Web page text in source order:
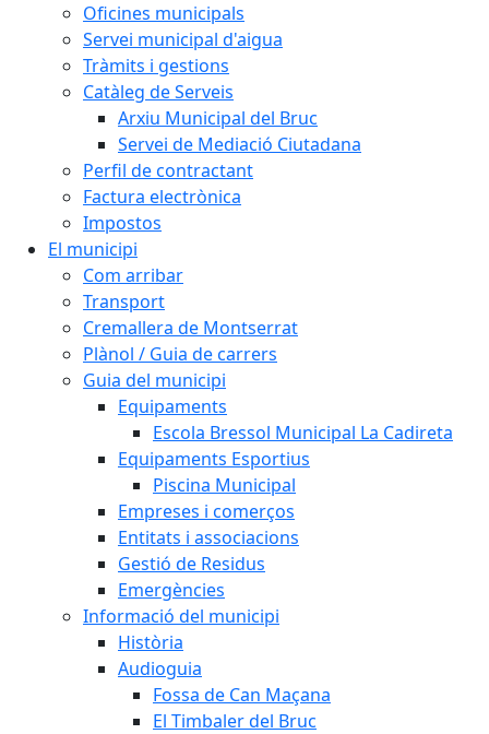
Oficines municipals
Servei municipal d'aigua
Tràmits i gestions
Catàleg de Serveis
Arxiu Municipal del Bruc
Servei de Mediació Ciutadana
Perfil de contractant
Factura electrònica
Impostos
El municipi
Com arribar
Transport
Cremallera de Montserrat
Plànol / Guia de carrers
Guia del municipi
Equipaments
Escola Bressol Municipal La Cadireta
Equipaments Esportius
Piscina Municipal
Empreses i comerços
Entitats i associacions
Gestió de Residus
Emergències
Informació del municipi
Història
Audioguia
Fossa de Can Maçana
El Timbaler del Bruc